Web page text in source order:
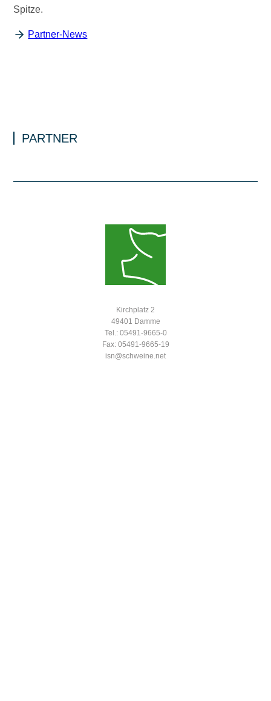
Spitze.
Partner-News
PARTNER
Kirchplatz 2
49401 Damme
Tel.: 05491-9665-0
Fax: 05491-9665-19
isn@schweine.net